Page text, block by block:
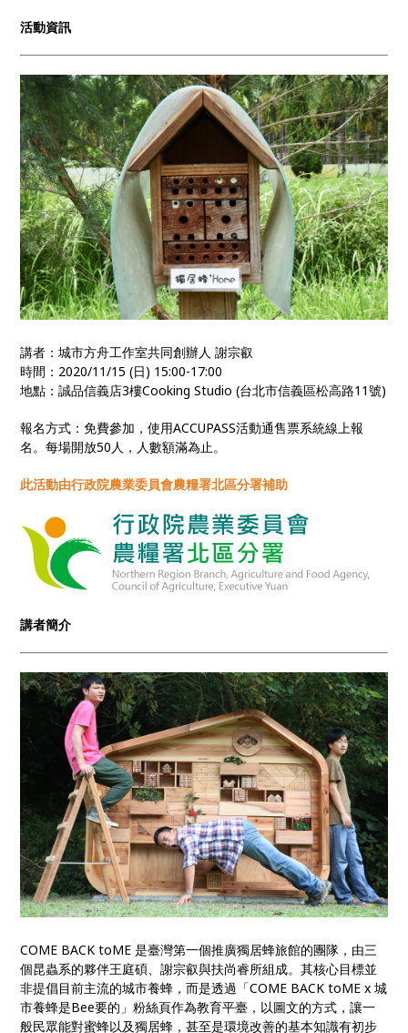
活動資訊
講者：城市方舟工作室共同創辦人 謝宗叡
時間：2020/11/15 (日) 15:00-17:00
地點：誠品信義店3樓Cooking Studio (台北市信義區松高路11號)
報名方式：免費參加，使用ACCUPASS活動通售票系統線上報
名。每場開放50人，人數額滿為止。
此活動由行政院農業委員會農糧署北區分署補助
講者簡介
COME BACK toME 是臺灣第一個推廣獨居蜂旅館的團隊，由三
個昆蟲系的夥伴王庭碩、謝宗叡與扶尚睿所組成。其核心目標並
非提倡目前主流的城市養蜂，而是透過「COME BACK toME x 城
市養蜂是Bee要的」粉絲頁作為教育平臺，以圖文的方式，讓一
般民眾能對蜜蜂以及獨居蜂，甚至是環境改善的基本知識有初步